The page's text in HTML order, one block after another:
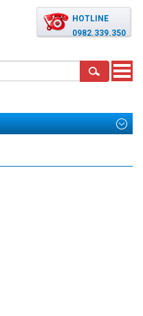
HOTLINE
0982.339.350
Toggle